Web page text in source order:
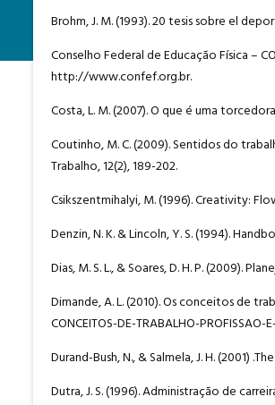
Brohm, J. M. (1993). 20 tesis sobre el
Conselho Federal de Educação Física –
http://www.confef.org.br.
Costa, L. M. (2007). O que é uma
Coutinho, M. C. (2009). Sentidos do
Trabalho, 12(2), 189-202.
Csikszentmihalyi, M. (1996). Creativity:
Denzin, N. K. & Lincoln, Y. S. (1994).
Dias, M. S. L., & Soares, D. H. P. (2009).
Dimande, A. L. (2010). Os conceitos de
CONCEITOS-DE-TRABALHO-PROFISSAO-
Durand-Bush, N., & Salmela, J. H. (2001)
Dutra, J. S. (1996). Administração de